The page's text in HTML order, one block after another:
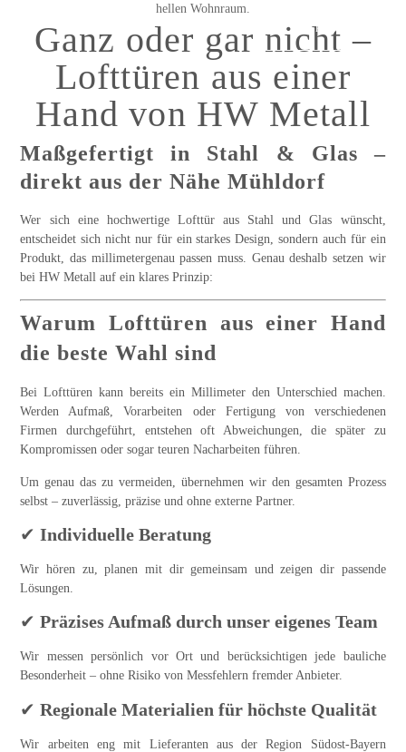
ANFRAGEN
Ganz oder gar nicht –
Lofttüren aus einer
Hand von HW Metall
Maßgefertigt in Stahl & Glas –
direkt aus der Nähe Mühldorf
Wer sich eine hochwertige Lofttür aus Stahl und Glas wünscht,
entscheidet sich nicht nur für ein starkes Design, sondern auch für ein
Produkt, das millimetergenau passen muss. Genau deshalb setzen wir
beiHW Metall auf ein klares Prinzip:
Warum Lofttüren aus einer Hand
die beste Wahl sind
Bei Lofttüren kann bereits ein Millimeter den Unterschied machen.
Werden Aufmaß, Vorarbeiten oder Fertigung von verschiedenen
Firmen durchgeführt, entstehen oft Abweichungen, die später zu
Kompromissen oder sogar teuren Nacharbeiten führen.
Um genau das zu vermeiden, übernehmen wir den gesamten Prozess
selbst – zuverlässig, präzise und ohne externe Partner.
✔Individuelle Beratung
Wir hören zu, planen mit dir gemeinsam und zeigen dir passende
Lösungen.
✔Präzises Aufmaß durch unser eigenes Team
Wir messen persönlich vor Ort und berücksichtigen jede bauliche
Besonderheit – ohne Risiko von Messfehlern fremder Anbieter.
✔Regionale Materialien für höchste Qualität
Wir arbeiten eng mit Lieferanten aus der Region Südost-Bayern